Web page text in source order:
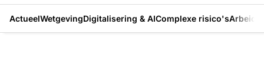
ActueelWetgevingDigitalisering & AIComplexe risico's